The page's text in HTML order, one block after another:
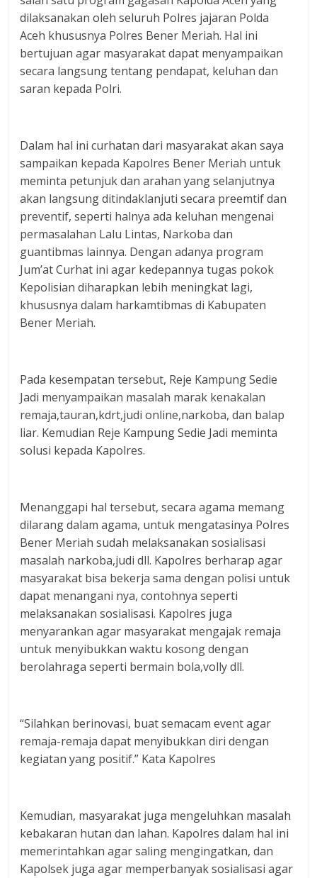
dilaksanakan oleh seluruh Polres jajaran Polda
Aceh khususnya Polres Bener Meriah. Hal ini
bertujuan agar masyarakat dapat menyampaikan
secara langsung tentang pendapat, keluhan dan
saran kepada Polri.
Dalam hal ini curhatan dari masyarakat akan saya
sampaikan kepada Kapolres Bener Meriah untuk
meminta petunjuk dan arahan yang selanjutnya
akan langsung ditindaklanjuti secara preemtif dan
preventif, seperti halnya ada keluhan mengenai
permasalahan Lalu Lintas, Narkoba dan
guantibmas lainnya. Dengan adanya program
Jum’at Curhat ini agar kedepannya tugas pokok
Kepolisian diharapkan lebih meningkat lagi,
khususnya dalam harkamtibmas di Kabupaten
Bener Meriah.
Pada kesempatan tersebut, Reje Kampung Sedie
Jadi menyampaikan masalah marak kenakalan
remaja,tauran,kdrt,judi online,narkoba, dan balap
liar. Kemudian Reje Kampung Sedie Jadi meminta
solusi kepada Kapolres.
Menanggapi hal tersebut, secara agama memang
dilarang dalam agama, untuk mengatasinya Polres
Bener Meriah sudah melaksanakan sosialisasi
masalah narkoba,judi dll. Kapolres berharap agar
masyarakat bisa bekerja sama dengan polisi untuk
dapat menangani nya, contohnya seperti
melaksanakan sosialisasi. Kapolres juga
menyarankan agar masyarakat mengajak remaja
untuk menyibukkan waktu kosong dengan
berolahraga seperti bermain bola,volly dll.
“Silahkan berinovasi, buat semacam event agar
remaja-remaja dapat menyibukkan diri dengan
kegiatan yang positif.” Kata Kapolres
Kemudian, masyarakat juga mengeluhkan masalah
kebakaran hutan dan lahan. Kapolres dalam hal ini
memerintahkan agar saling mengingatkan, dan
Kapolsek juga agar memperbanyak sosialisasi agar